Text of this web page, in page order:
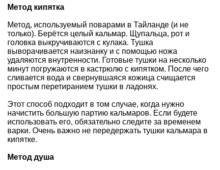
Метод кипятка
Метод, используемый поварами в Тайланде (и не
только). Берётся целый кальмар. Щупальца, рот и
головка выкручиваются с кулака. Тушка
выворачивается наизнанку и с помощью ножа
удаляются внутренности. Готовые тушки на несколько
минут погружаются в кастрюлю с кипятком. После чего
сливается вода и свернувшаяся кожица счищается
простым перетиранием тушки в ладонях.
Этот способ подходит в том случае, когда нужно
начистить большую партию кальмаров. Если будете
использовать его, обязательно следите за временем
варки. Очень важно не передержать тушки кальмара в
кипятке.
Метод душа